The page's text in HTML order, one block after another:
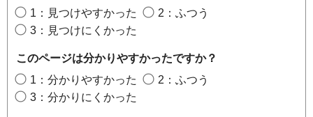
1：見つけやすかった
2：ふつう
3：見つけにくかった
このページは分かりやすかったですか？
1：分かりやすかった
2：ふつう
3：分かりにくかった